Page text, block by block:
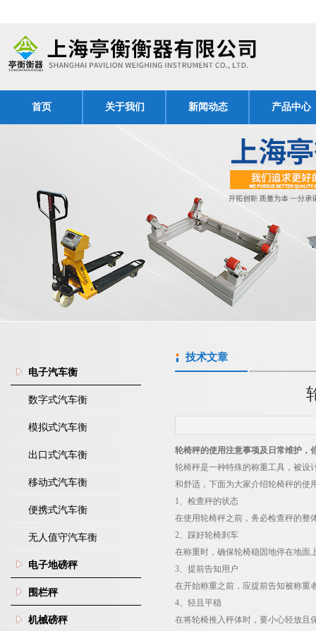
首页 关于我们 新闻动态 产品中心
电子汽车衡
数字式汽车衡
模拟式汽车衡
出口式汽车衡
移动式汽车衡
便携式汽车衡
无人值守汽车衡
电子地磅秤
围栏秤
机械磅秤
技术文章
轮椅秤的使用注意事项及日常维护，
轮椅秤是一种特殊的称重工具，被设
和舒适，下面为大家介绍轮椅秤的使
1、检查秤的状态
在使用轮椅秤之前，务必检查秤的整
2、踩好轮椅刹车
在称重时，确保轮椅稳固地停在地面
3、提前告知用户
在开始称重之前，应提前告知被称重
4、轻且平稳
在将轮椅推入秤体时，要小心轻放且